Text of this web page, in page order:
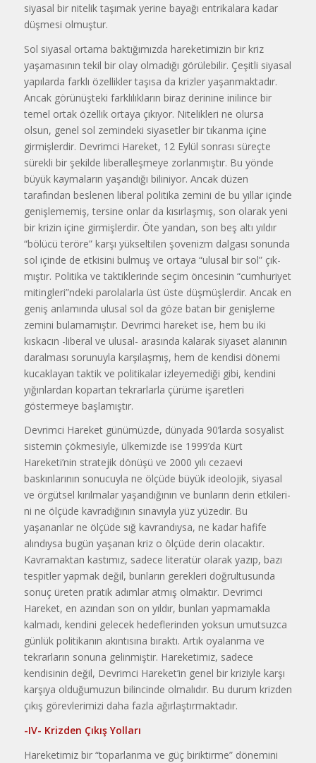
siyasal bir ni­telik taşımak yerine bayağı entrika­lara kadar
düşmesi olmuştur.
Sol siyasal ortama baktığımızda hareketimizin bir kriz
yaşamasının tekil bir olay olmadığı görülebilir. Çeşitli siyasal
yapılarda farklı özel­likler taşısa da krizler yaşanmakta­dır.
Ancak görünüşteki farklılıkların biraz derinine inilince bir
temel or­tak özellik ortaya çıkıyor. Nitelikleri ne olursa
olsun, genel sol zemindeki siyasetler bir tıkanma içine
girmiş­lerdir. Devrimci Hareket, 12 Eylül sonrası süreçte
sürekli bir şekilde li­beralleşmeye zorlanmıştır. Bu yönde
büyük kaymaların yaşandığı bilini­yor. Ancak düzen
tarafından besle­nen liberal politika zemini de bu yıl­lar içinde
genişlememiş, tersine on­lar da kısırlaşmış, son olarak yeni
bir krizin içine girmişlerdir. Öte yandan, son beş altı yıldır
“bölücü teröre” karşı yükseltilen şovenizm dalgası sonunda
sol içinde de etkisini bul­muş ve ortaya “ulusal bir sol” çık­
mıştır. Politika ve taktiklerinde se­çim öncesinin “cumhuriyet
mitingleri”ndeki parolalarla üst üste düşmüş­lerdir. Ancak en
geniş anlamında u­lusal sol da göze batan bir genişleme
zemini bulamamıştır. Devrimci hare­ket ise, hem bu iki
kıskacın -liberal ve ulusal- arasında kalarak siyaset a­lanının
daralması sorunuyla karşılaş­mış, hem de ken­disi dönemi
ku­caklayan taktik ve politikalar izleyemediği gibi, ken­dini
yığınlardan kopartan tekrar­larla çürüme işa­retleri
göstermeye başlamıştır.
Devrimci Hareket günümüzde, dünyada 90’larda sosyalist
sistemin çökmesiyle, ülkemizde ise 1999’da Kürt
Hareketi’nin stratejik dönüşü ve 2000 yılı cezaevi
baskınlarının sonucuyla ne ölçüde büyük ideolo­jik, siyasal
ve örgütsel kırılmalar ya­şandığının ve bunların derin etkileri­
ni ne ölçüde kavradığının sınavıyla yüz yüzedir. Bu
yaşananlar ne ölçü­de sığ kavrandıysa, ne kadar hafife
alındıysa bugün yaşanan kriz o ölçü­de derin olacaktır.
Kavramaktan kas­tımız, sadece literatür olarak yazıp, bazı
tespitler yapmak değil, bunların gerekleri doğrultusunda
sonuç üre­ten pratik adımlar atmış olmaktır. Devrimci
Hareket, en azından son on yıldır, bunları yapmamakla
kalmadı, kendini gelecek hedeflerinden yok­sun umutsuzca
günlük politikanın a­kıntısına bıraktı. Artık oyalanma ve
tekrarların sonuna gelinmiştir. Hare­ketimiz, sadece
kendisinin değil, Devrimci Hareket’in genel bir kri­ziyle karşı
karşıya olduğumuzun bi­lincinde olmalıdır. Bu durum kriz­den
çıkış görevlerimizi daha fazla a­ğırlaştırmaktadır.
-IV- Krizden Çıkış Yolları
Hareketimiz bir “toparlanma ve güç biriktirme” dönemini